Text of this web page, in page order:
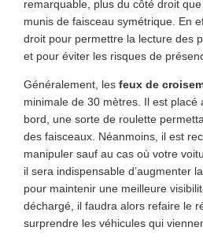
remarquable, plus du côté droit
munis de faisceau symétrique. En
droit pour permettre la lecture des
et pour éviter les risques de
Généralement, les feux de
minimale de 30 mètres. Il est placé
bord, une sorte de roulette
des faisceaux. Néanmoins, il est
manipuler sauf au cas où votre
il sera indispensable d’augmenter
pour maintenir une meilleure
déchargé, il faudra alors refaire le
surprendre les véhicules qui